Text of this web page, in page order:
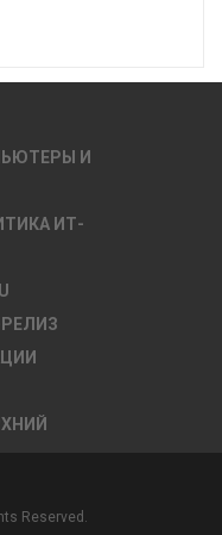
И
ИТ-
Reserved.